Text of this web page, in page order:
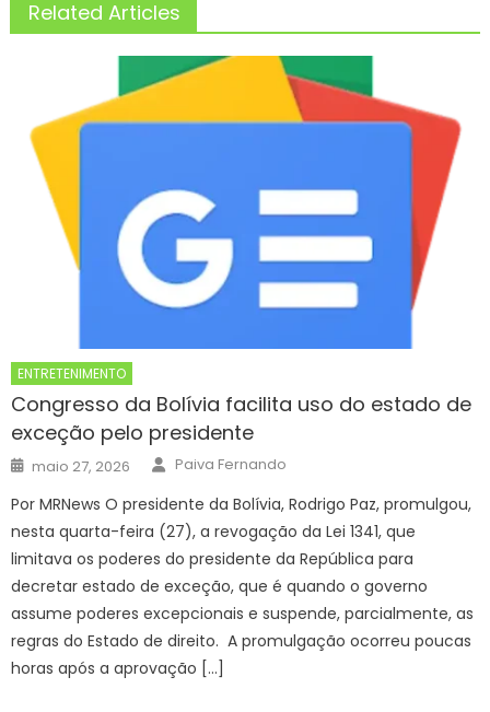
Related Articles
ENTRETENIMENTO
Congresso da Bolívia facilita uso do estado de
exceção pelo presidente
Posted
on
maio 27, 2026 Author
Paiva Fernando
Por MRNews O presidente da Bolívia, Rodrigo Paz, promulgou,
nesta quarta-feira (27), a revogação da Lei 1341, que
limitava os poderes do presidente da República para
decretar estado de exceção, que é quando o governo
assume poderes excepcionais e suspende, parcialmente, as
regras do Estado de direito. A promulgação ocorreu poucas
horas após a aprovação […]